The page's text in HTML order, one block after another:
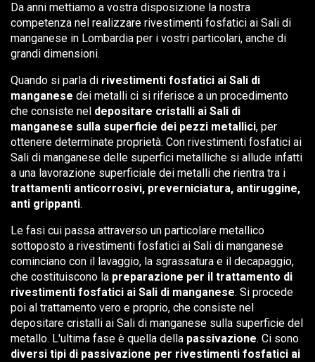
Da anni mettiamo a vostra disposizione la nostra
competenza nel realizzare rivestimenti fosfatici ai Sali di
manganese in Lombardia per i vostri particolari, anche di
grandi dimensioni.
Quando si parla di rivestimenti fosfatici ai Sali di
manganese dei metalli ci si riferisce a un procedimento
che consiste nel depositare cristalli ai Sali di
manganese sulla superficie dei pezzi metallici, per
ottenere determinate proprietà. Con rivestimenti fosfatici ai
Sali di manganese delle superfici metalliche si allude infatti
a una lavorazione superficiale dei metalli che rientra tra i
trattamenti anticorrosivi, preverniciatura, antiruggine,
anti grippanti.
Le fasi cui passa attraverso un particolare metallico
sottoposto a rivestimenti fosfatici ai Sali di manganese
cominciano con il lavaggio, la sgrassatura e il decapaggio,
che costituiscono la preparazione per il trattamento di
rivestimenti fosfatici ai Sali di manganese. Si procede
poi al trattamento vero e proprio, che consiste nel
depositare cristalli ai Sali di manganese sulla superficie del
metallo. L'ultima fase è quella della passivazione. Ci sono
diversi tipi di passivazione per rivestimenti fosfatici ai